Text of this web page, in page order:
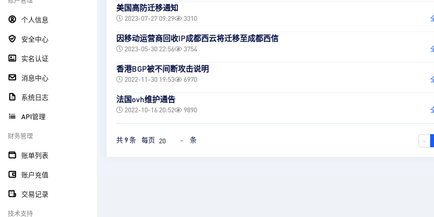
个人信息
安全中心
实名认证
消息中心
系统日志
API管理
财务管理
账单列表
账户充值
交易记录
技术支持
美国高防迁移通知
2023-07-27 09:29 3310
因移动运营商回收IP成都西云将迁移至成都西信
2023-05-30 22:56 3754
香港BGP被不间断攻击说明
2022-11-30 19:53 6970
法国ovh维护通告
2022-10-16 20:52 9890
共 9 条 每页 20 条 «